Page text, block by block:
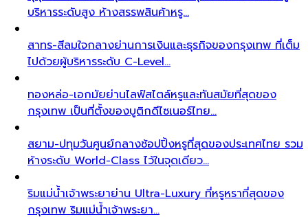
บริหารระดับสูง ห้างสรรพสินค้าหรู…
สาทร-สีลมใจกลางย่านการเงินและธุรกิจของกรุงเทพ ที่เต็ม
ไปด้วยผู้บริหารระดับ C-Level…
ทองหล่อ-เอกมัยย่านไลฟ์สไตล์หรูและทันสมัยที่สุดของ
กรุงเทพ เป็นที่ตั้งของบูติกดีไซเนอร์ไทย…
สยาม-ปทุมวันศูนย์กลางช้อปปิ้งหรูที่สุดของประเทศไทย รวม
ห้างระดับ World-Class ไว้ในจุดเดียว…
ริมแม่น้ำเจ้าพระยาย่าน Ultra-Luxury ที่หรูหราที่สุดของ
กรุงเทพ ริมแม่น้ำเจ้าพระยา…